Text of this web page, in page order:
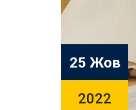
25 Жов
2022